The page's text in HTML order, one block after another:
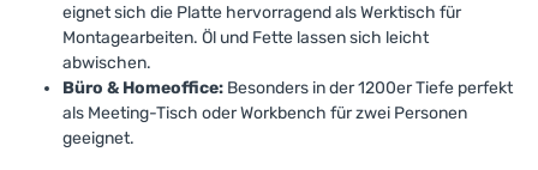
eignet sich die Platte hervorragend als Werktisch für
Montagearbeiten. Öl und Fette lassen sich leicht
abwischen.
Büro & Homeoffice: Besonders in der 1200er Tiefe perfekt
als Meeting-Tisch oder Workbench für zwei Personen
geeignet.